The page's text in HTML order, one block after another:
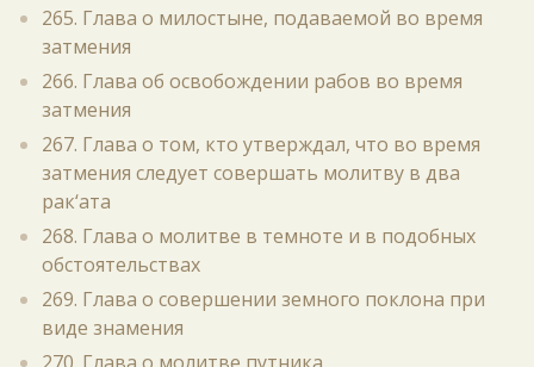
265. Глава о милостыне, подаваемой во время
затмения
266. Глава об освобождении рабов во время
затмения
267. Глава о том, кто утверждал, что во время
затмения следует совершать молитву в два
рак‘ата
268. Глава о молитве в темноте и в подобных
обстоятельствах
269. Глава о совершении земного поклона при
виде знамения